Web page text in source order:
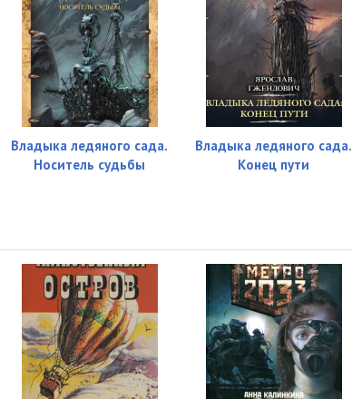
Владыка ледяного сада.
Носитель судьбы
Владыка ледяного сада.
Конец пути